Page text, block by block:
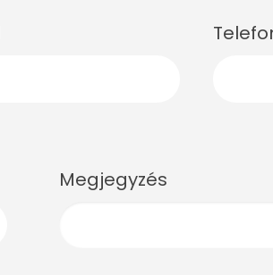
Megjegyzés